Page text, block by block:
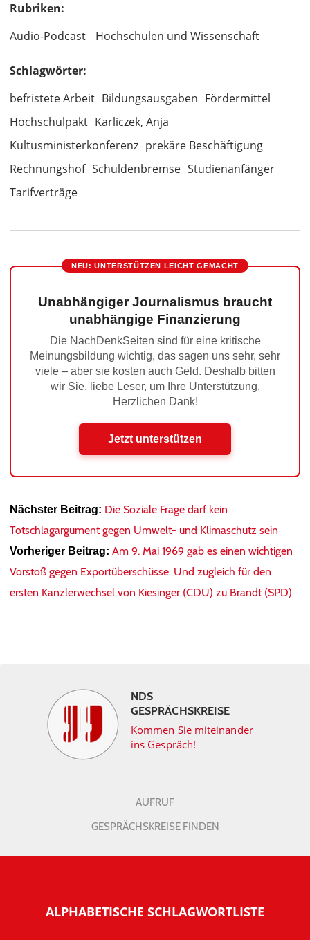
Rubriken:
Audio-Podcast
Hochschulen und Wissenschaft
Schlagwörter:
befristete Arbeit Bildungsausgaben Fördermittel
Hochschulpakt Karliczek, Anja
Kultusministerkonferenz prekäre Beschäftigung
Rechnungshof Schuldenbremse Studienanfänger
Tarifverträge
NEU: UNTERSTÜTZEN LEICHT GEMACHT
Unabhängiger Journalismus braucht
unabhängige Finanzierung
Die NachDenkSeiten sind für eine kritische
Meinungsbildung wichtig, das sagen uns sehr, sehr
viele – aber sie kosten auch Geld. Deshalb bitten
wir Sie, liebe Leser, um Ihre Unterstützung.
Herzlichen Dank!
Jetzt unterstützen
Nächster Beitrag: Die Soziale Frage darf kein
Totschlagargument gegen Umwelt- und Klimaschutz sein
Vorheriger Beitrag: Am 9. Mai 1969 gab es einen wichtigen
Vorstoß gegen Exportüberschüsse. Und zugleich für den
ersten Kanzlerwechsel von Kiesinger (CDU) zu Brandt (SPD)
NDS
GESPRÄCHSKREISE
Kommen Sie miteinander
ins Gespräch!
AUFRUF
GESPRÄCHSKREISE FINDEN
ALPHABETISCHE SCHLAGWORTLISTE